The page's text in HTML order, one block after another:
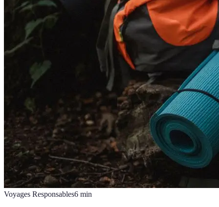
Voyages Responsables6 min